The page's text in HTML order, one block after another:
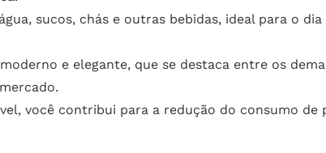
sucos, chás e outras bebidas, ideal para o
e elegante, que se destaca entre os
você contribui para a redução do consumo de